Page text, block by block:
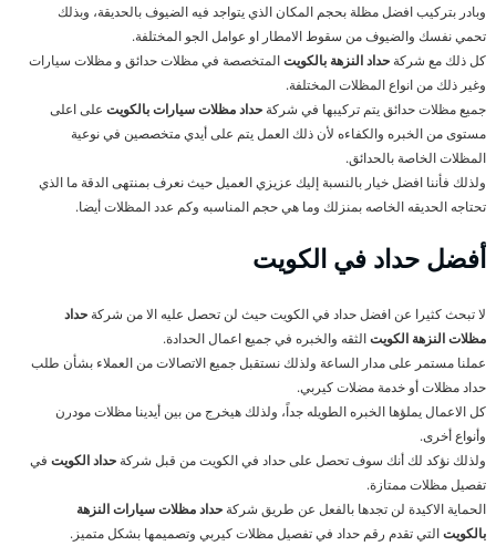
وبادر بتركيب افضل مظلة بحجم المكان الذي يتواجد فيه الضيوف بالحديقة، وبذلك
تحمي نفسك والضيوف من سقوط الامطار او عوامل الجو المختلفة.
كل ذلك مع شركة حداد النزهة بالكويتالمتخصصة في مظلات حدائق و مظلات سيارات
وغير ذلك من انواع المظلات المختلفة.
جميع مظلات حدائق يتم تركيبها في شركة حداد مظلات سيارات بالكويت على اعلى
مستوى من الخبره والكفاءه لأن ذلك العمل يتم على أيدي متخصصين في نوعية
المظلات الخاصة بالحدائق.
ولذلك فأننا افضل خيار بالنسبة إليك عزيزي العميل حيث نعرف بمنتهى الدقة ما الذي
تحتاجه الحديقه الخاصه بمنزلك وما هي حجم المناسبه وكم عدد المظلات أيضا.
أفضل حداد في الكويت
لا تبحث كثيرا عن افضل حداد في الكويت حيث لن تحصل عليه الا من شركة حداد
مظلات النزهة الكويتالثقه والخبره في جميع اعمال الحدادة.
عملنا مستمر على مدار الساعة ولذلك نستقبل جميع الاتصالات من العملاء بشأن طلب
حداد مظلات أو خدمة مضلات كيربي.
كل الاعمال يملؤها الخبره الطويله جداً، ولذلك هيخرج من بين أيدينا مظلات مودرن
وأنواع أخرى.
ولذلك نؤكد لك أنك سوف تحصل على حداد في الكويت من قبل شركة حداد الكويت في
تفصيل مظلات ممتازة.
الحماية الاكيدة لن تجدها بالفعل عن طريق شركة حداد مظلات سيارات النزهة
بالكويتالتي تقدم رقم حداد في تفصيل مظلات كيربي وتصميمها بشكل متميز.